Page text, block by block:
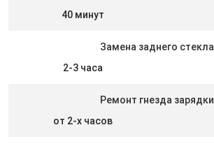
40 минут
Замена заднего стекла
2-3 часа
Ремонт гнезда зарядки
от 2-х часов